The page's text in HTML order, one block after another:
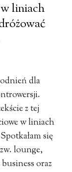
liniach
dla
z tej
w liniach
się
lounge,
oraz